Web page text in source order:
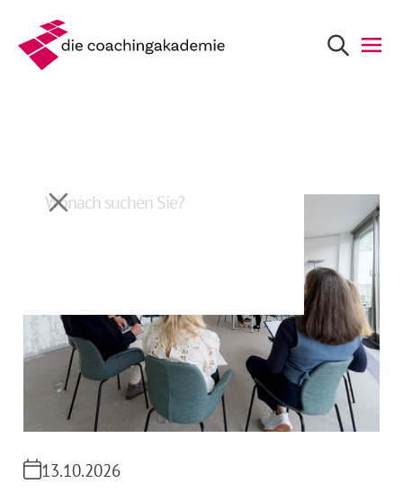
13.10.2026